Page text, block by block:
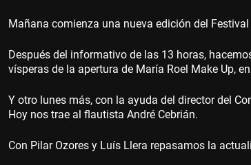
Mañana comienza una nueva edición del
Después del informativo de las 13 horas,
vísperas de la apertura de María Roel Make Up,
Y otro lunes más, con la ayuda del director del
Hoy nos trae al flautista André Cebrián.
Con Pilar Ozores y Luís Llera repasamos la